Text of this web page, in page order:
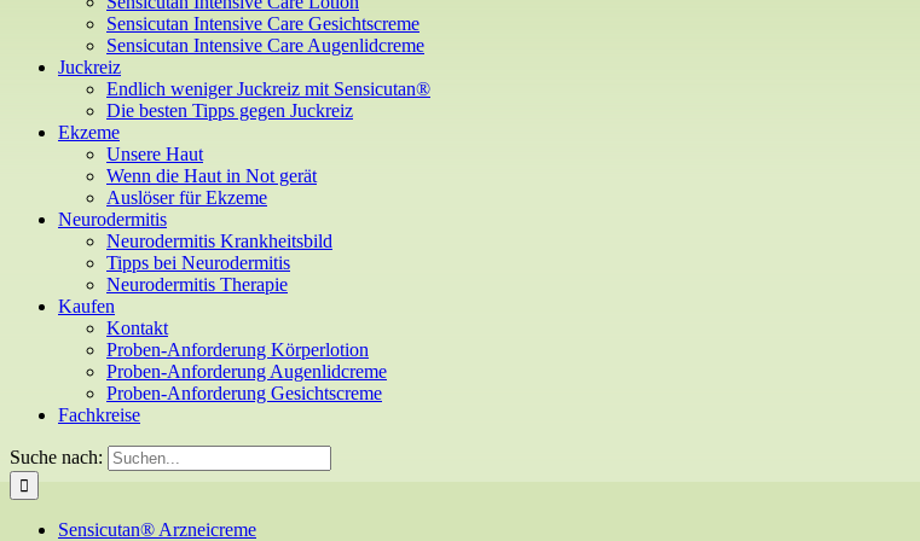
Sensicutan Intensive Care Gesichtscreme
Sensicutan Intensive Care Augenlidcreme
Juckreiz
Endlich weniger Juckreiz mit Sensicutan®
Die besten Tipps gegen Juckreiz
Ekzeme
Unsere Haut
Wenn die Haut in Not gerät
Auslöser für Ekzeme
Neurodermitis
Neurodermitis Krankheitsbild
Tipps bei Neurodermitis
Neurodermitis Therapie
Kaufen
Kontakt
Proben-Anforderung Körperlotion
Proben-Anforderung Augenlidcreme
Proben-Anforderung Gesichtscreme
Fachkreise
Suche nach:
Sensicutan® Arzneicreme